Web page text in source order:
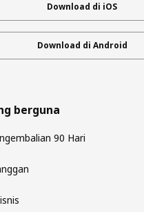
Download di iOS
Download di Android
berguna
90 Hari